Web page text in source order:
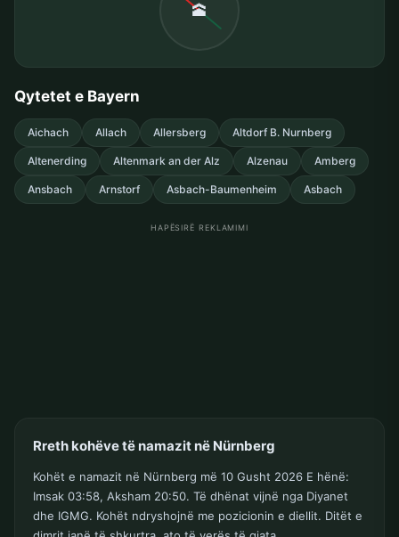
🕋
Qytetet e Bayern
Aichach Allach Allersberg Altdorf B. Nurnberg
Altenerding Altenmark an der Alz Alzenau Amberg
Ansbach Arnstorf Asbach-Baumenheim Asbach
HAPËSIRË REKLAMIMI
Rreth kohëve të namazit në Nürnberg
Kohët e namazit në Nürnberg më 10 Gusht 2026 E hënë:
Imsak 03:58, Aksham 20:50. Të dhënat vijnë nga Diyanet
dhe IGMG. Kohët ndryshojnë me pozicionin e diellit. Ditët e